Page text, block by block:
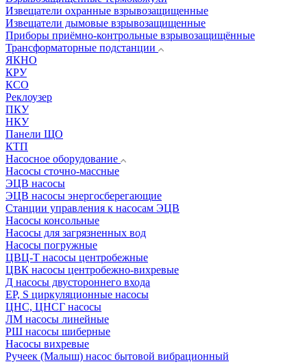
Извещатели охранные взрывозащищенные
Извещатели дымовые взрывозащищенные
Приборы приёмно-контрольные взрывозащищённые
Трансформаторные подстанции
ЯКНО
КРУ
КСО
Реклоузер
ПКУ
НКУ
Панели ЩО
КТП
Насосное оборудование
Насосы сточно-массные
ЭЦВ насосы
ЭЦВ насосы энергосберегающие
Станции управления к насосам ЭЦВ
Насосы консольные
Насосы для загрязненных вод
Насосы погружные
ЦВЦ-Т насосы центробежные
ЦВК насосы центробежно-вихревые
Д насосы двустороннего входа
EP, S циркуляционные насосы
ЦНС, ЦНСГ насосы
ЛМ насосы линейные
РШ насосы шиберные
Насосы вихревые
Ручеек (Малыш) насос бытовой вибрационный